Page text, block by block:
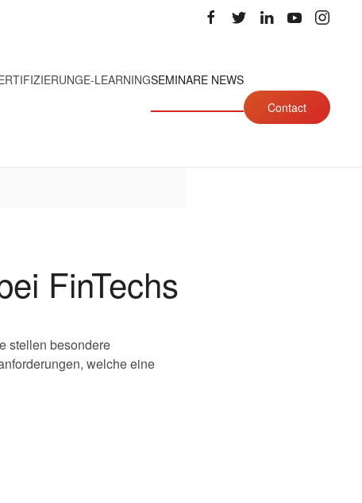
E-LEARNINGSEMINARE NEWS
Contact
FinTechs
stellen besondere
welche eine